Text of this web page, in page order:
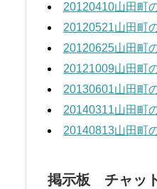
20120410山田町
20120521山田町
20120625山田町
20121009山田町
20130601山田町
20140311山田町
20140813山田町
掲示板 チャッ